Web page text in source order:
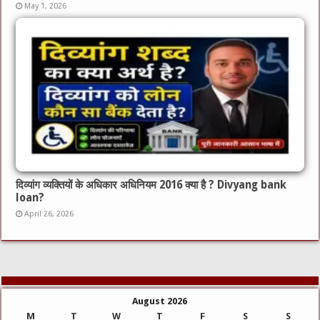
May 1, 2026
दिव्यांग व्यक्तियों के अधिकार अधिनियम 2016 क्या है ? Divyang bank
loan?
April 26, 2026
August 2026
M
T W T F S S